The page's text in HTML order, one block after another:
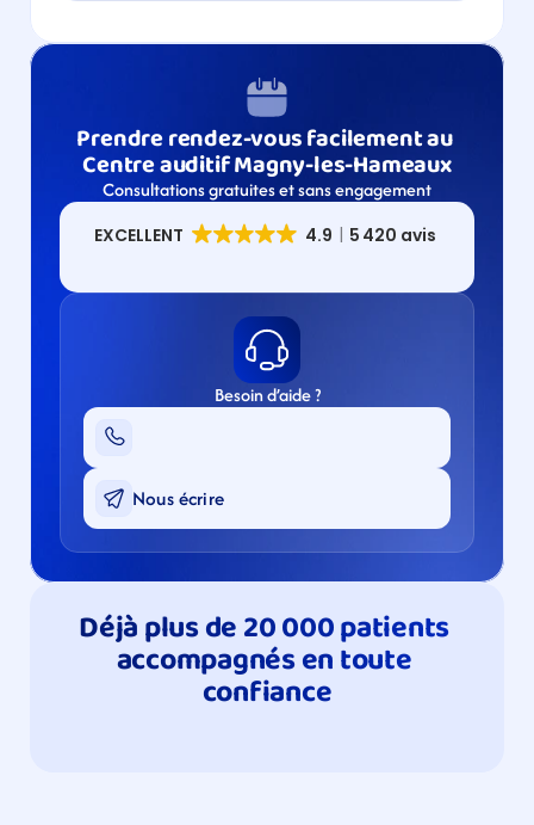
Prendre rendez-vous facilement au
Centre auditif Magny-les-Hameaux
Consultations gratuites et sans engagement
Besoin d’aide ?
Nous écrire
Déjà plus de 20 000 patients
accompagnés en toute
confiance